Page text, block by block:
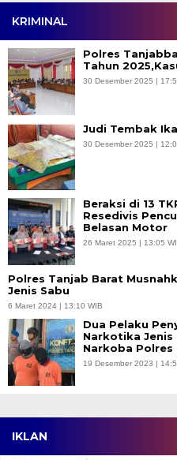
KRIMINAL
Polres
Tahun
30 Desember 2025 |
Judi Tembak
30 Desember 2025 |
Beraksi di 13
Resedivis
Belasan Motor
26 Maret 2025 | 13:05
Polres Tanjab Barat
Jenis Sabu
6 Maret 2024 | 13:10 WIB
Dua Pelaku
Narkotika Jenis
Narkoba Polres
19 Desember 2023 |
IKLAN